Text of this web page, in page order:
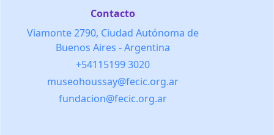
Contacto
Viamonte 2790, Ciudad Autónoma de
Buenos Aires - Argentina
+54115199 3020
museohoussay@fecic.org.ar
fundacion@fecic.org.ar